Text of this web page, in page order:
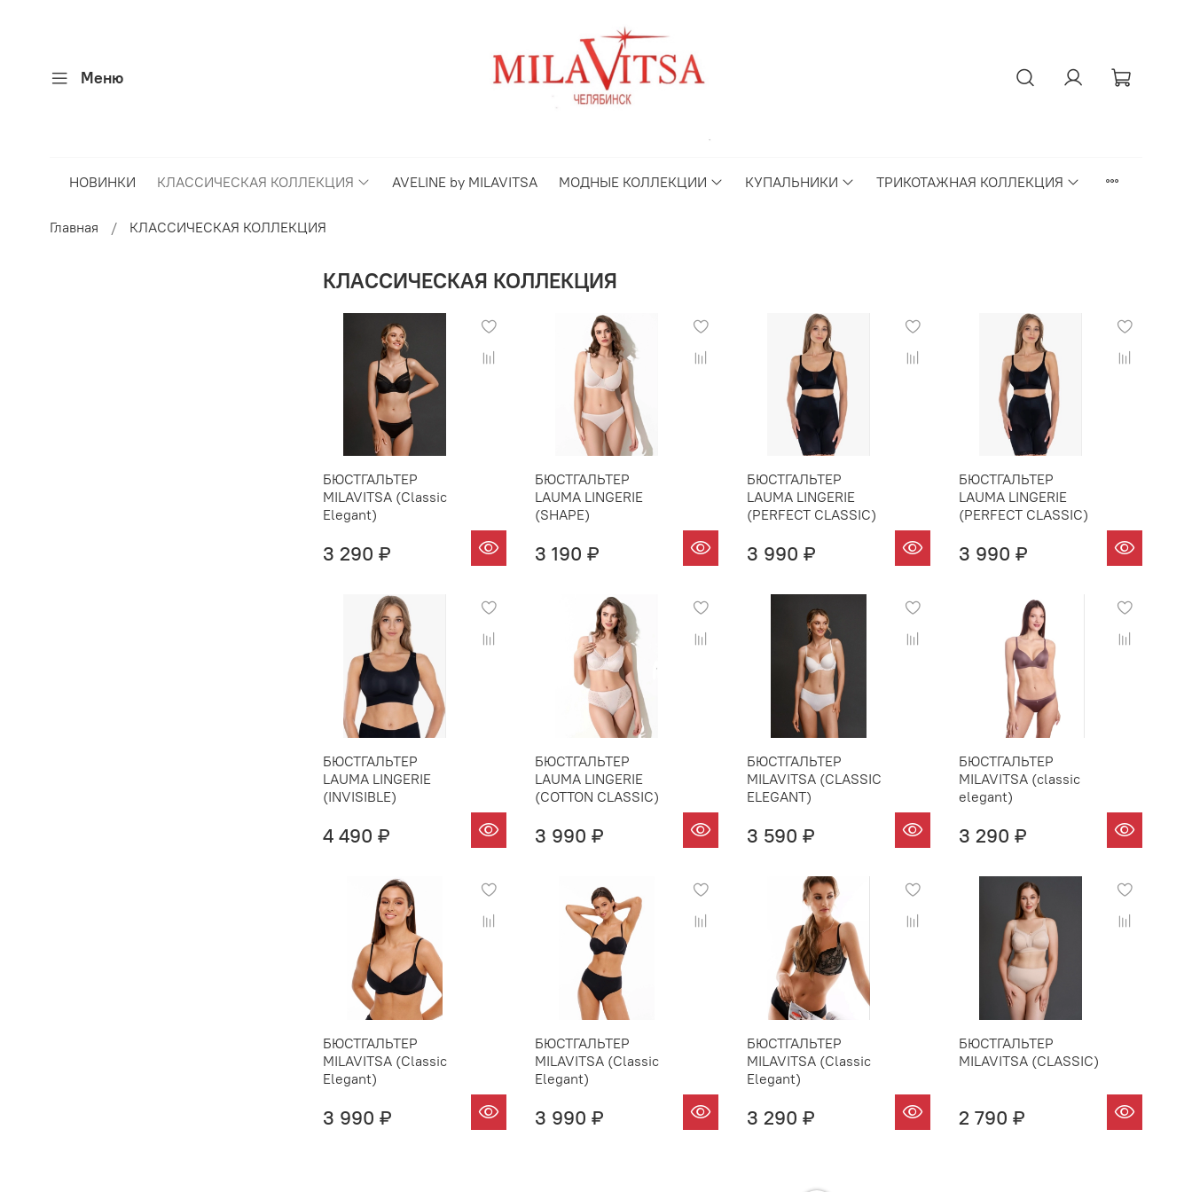
Меню
НОВИНКИ КЛАССИЧЕСКАЯ КОЛЛЕКЦИЯ AVELINE by MILAVITSA МОДНЫЕ КОЛЛЕКЦИИ КУПАЛЬНИКИ ТРИКОТАЖНАЯ КОЛЛЕКЦИЯ
Главная КЛАССИЧЕСКАЯ КОЛЛЕКЦИЯ
КЛАССИЧЕСКАЯ КОЛЛЕКЦИЯ
БЮСТГАЛЬТЕР
MILAVITSA (Classic
Elegant)
3 290 ₽
БЮСТГАЛЬТЕР
LAUMA LINGERIE
(SHAPE)
3 190 ₽
БЮСТГАЛЬТЕР
LAUMA LINGERIE
(PERFECT CLASSIC)
3 990 ₽
БЮСТГАЛЬТЕР
LAUMA LINGERIE
(PERFECT CLASSIC)
3 990 ₽
БЮСТГАЛЬТЕР
LAUMA LINGERIE
(INVISIBLE)
4 490 ₽
БЮСТГАЛЬТЕР
LAUMA LINGERIE
(COTTON CLASSIC)
3 990 ₽
БЮСТГАЛЬТЕР
MILAVITSA (CLASSIC
ELEGANT)
3 590 ₽
БЮСТГАЛЬТЕР
MILAVITSA (classic
elegant)
3 290 ₽
БЮСТГАЛЬТЕР
MILAVITSA (Classic
Elegant)
3 990 ₽
БЮСТГАЛЬТЕР
MILAVITSA (Classic
Elegant)
3 990 ₽
БЮСТГАЛЬТЕР
MILAVITSA (Classic
Elegant)
3 290 ₽
БЮСТГАЛЬТЕР
MILAVITSA (CLASSIC)
2 790 ₽